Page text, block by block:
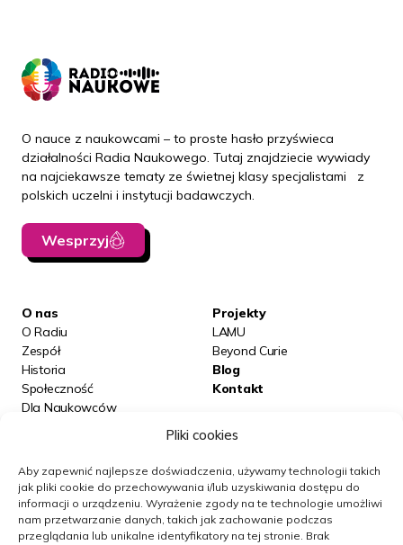
Pliki cookies
Aby zapewnić najlepsze doświadczenia, używamy technologii takich
jak pliki cookie do przechowywania i/lub uzyskiwania dostępu do
informacji o urządzeniu. Wyrażenie zgody na te technologie umożliwi
nam przetwarzanie danych, takich jak zachowanie podczas
przeglądania lub unikalne identyfikatory na tej stronie. Brak
O nauce z naukowcami – to proste hasło przyświeca
działalności Radia Naukowego. Tutaj znajdziecie wywiady
na najciekawsze tematy ze świetnej klasy specjalistami z
polskich uczelni i instytucji badawczych.
Wesprzyj
O nas
O Radiu
Zespół
Historia
Społeczność
Dla Naukowców
Projekty
LAMU
Beyond Curie
Blog
Kontakt
Posłuchaj nas na: